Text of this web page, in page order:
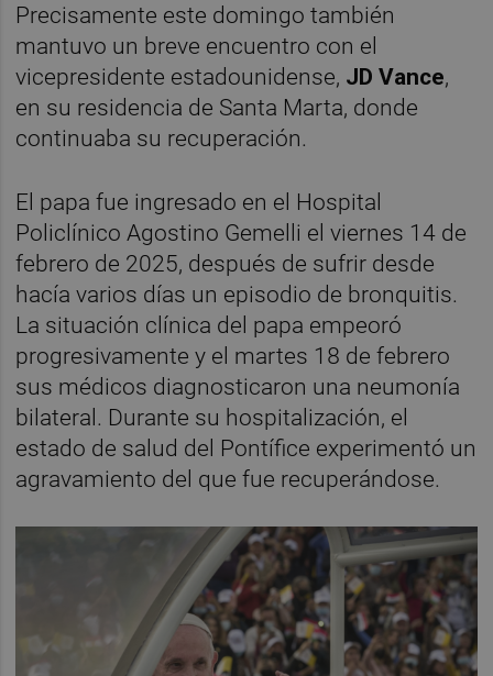
Precisamente este domingo también
mantuvo un breve encuentro con el
vicepresidente estadounidense, JD Vance,
en su residencia de Santa Marta, donde
continuaba su recuperación.
El papa fue ingresado en el Hospital
Policlínico Agostino Gemelli el viernes 14 de
febrero de 2025, después de sufrir desde
hacía varios días un episodio de bronquitis.
La situación clínica del papa empeoró
progresivamente y el martes 18 de febrero
sus médicos diagnosticaron una neumonía
bilateral. Durante su hospitalización, el
estado de salud del Pontífice experimentó un
agravamiento del que fue recuperándose.